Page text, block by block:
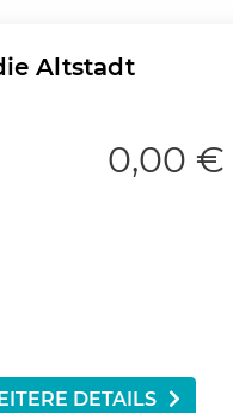
Altstadt
0,00 €
DETAILS